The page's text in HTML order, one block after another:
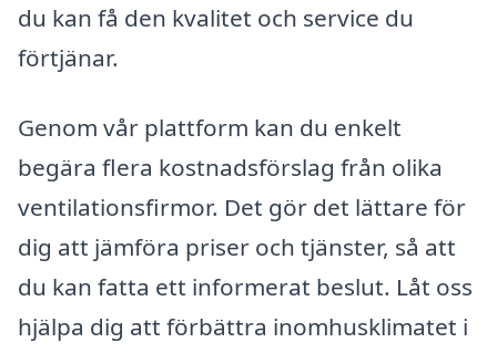
du kan få den kvalitet och service du
förtjänar.
Genom vår plattform kan du enkelt
begära flera kostnadsförslag från olika
ventilationsfirmor. Det gör det lättare för
dig att jämföra priser och tjänster, så att
du kan fatta ett informerat beslut. Låt oss
hjälpa dig att förbättra inomhusklimatet i